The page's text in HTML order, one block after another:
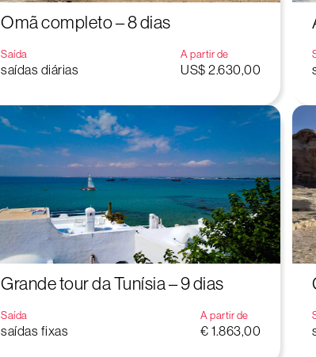
Omã completo – 8 dias
Saída
saídas diárias
A partir de
US$ 2.630,00
Grande tour da Tunísia – 9 dias
Saída
saídas fixas
A partir de
€ 1.863,00